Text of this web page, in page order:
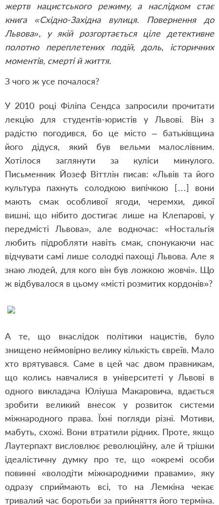
жертв нацистського режиму, а наслідком стає
книга «Східно-Західна вулиця. Повернення до
Львова», у якій розгортається ціле детективне
полотно переплетених подій, доль, історичних
моментів, смерті й життя.
З чого ж усе почалося?
У 2010 році Філіпа Сендса запросили прочитати
лекцію для студентів-юристів у Львові. Він з
радістю погодився, бо це місто – батьківщина
його дідуся, який був вельми малослівним.
Хотілося заглянути за куліси минулого.
Письменник Йозеф Віттлін писав: «Львів та його
культура пахнуть солодкою випічкою […] вони
мають смак особливої ягоди, черемхи, дикої
вишні, що нібито достигає лише на Клепарові, у
передмісті Львова», але водночас: «Ностальгія
любить підробляти навіть смак, спонукаючи нас
відчувати самі лише солодкі пахощі Львова. Але я
знаю людей, для кого він був ложкою жовчі». Що
ж відбувалося в цьому «місті розмитих кордонів»?
А те, що внаслідок політики нацистів, було
знищено неймовірно велику кількість євреїв. Мало
хто врятувався. Саме в цей час двом правникам,
що колись навчалися в університеті у Львові в
одного викладача Юліуша Макаровича, вдається
зробити великий внесок у розвиток системи
міжнародного права. Їхні погляди різні. Мотиви,
мабуть, схожі. Вони втратили рідних. Проте, якщо
Лаутерпахт висловлює революційну, але й трішки
ідеалістичну думку про те, що «окремі особи
повинні «володіти міжнародними правами», яку
одразу сприймають всі, то на Лемкіна чекає
тривалий час боротьби за прийняття його терміна.